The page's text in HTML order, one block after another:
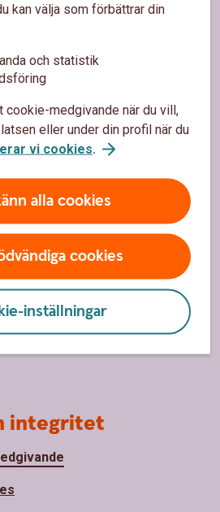
kan välja som förbättrar din
och statistik
cookie-medgivande när du vill,
eller under din profil när du
vi cookies.
alla cookies
cookies
inställningar
integritet